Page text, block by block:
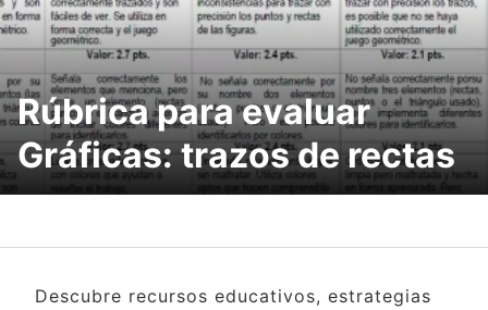
Rúbrica para evaluar
Gráficas: trazos de rectas
Descubre recursos educativos, estrategias